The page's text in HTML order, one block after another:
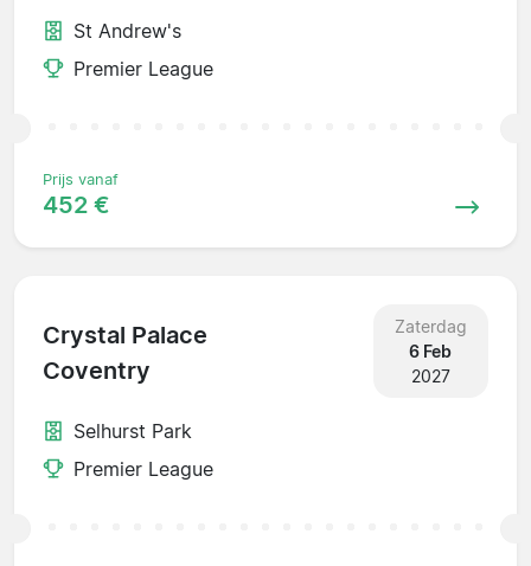
St Andrew's
Premier League
Prijs vanaf
452 €
Crystal Palace
Coventry
Zaterdag
6 Feb
2027
Selhurst Park
Premier League